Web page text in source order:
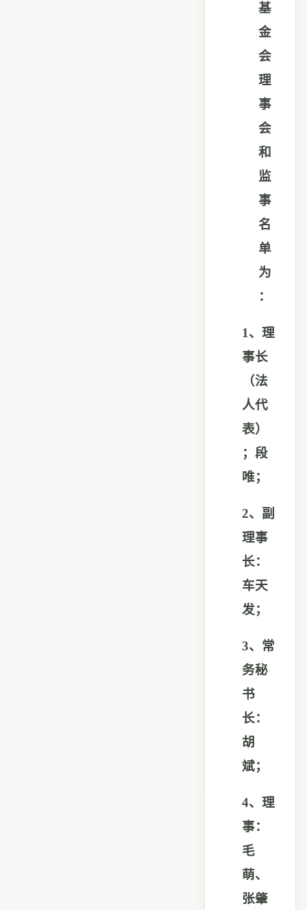
基
金
会
理
事
会
和
监
事
名
单
为
：
1、理
事长
（法
人代
表）
；段
唯；
2、副
理事
长：
车天
发；
3、常
务秘
书
长：
胡
斌；
4、理
事：
毛
萌、
张肇